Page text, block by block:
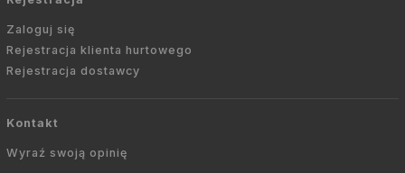
Zaloguj się
Rejestracja klienta hurtowego
Rejestracja dostawcy
Kontakt
Wyraź swoją opinię